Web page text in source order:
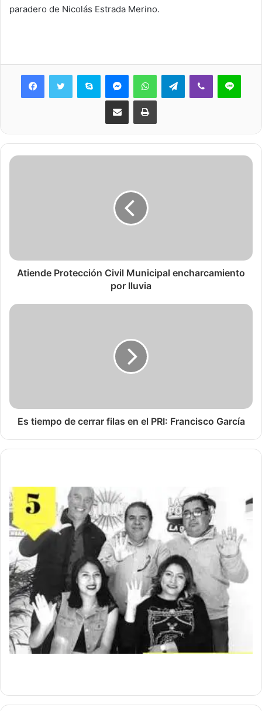
paradero de Nicolás Estrada Merino.
Skype MessengerWhatsAppTelegramViber Line
Share via Email Print
Atiende Protección Civil Municipal encharcamiento
por lluvia
Es tiempo de cerrar filas en el PRI: Francisco García